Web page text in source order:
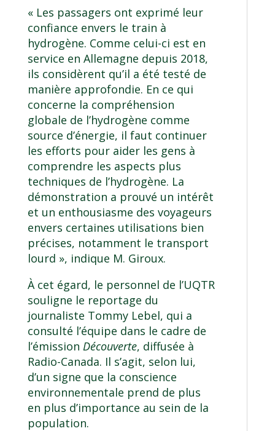
« Les passagers ont exprimé leur
confiance envers le train à
hydrogène. Comme celui-ci est en
service en Allemagne depuis 2018,
ils considèrent qu’il a été testé de
manière approfondie. En ce qui
concerne la compréhension
globale de l’hydrogène comme
source d’énergie, il faut continuer
les efforts pour aider les gens à
comprendre les aspects plus
techniques de l’hydrogène. La
démonstration a prouvé un intérêt
et un enthousiasme des voyageurs
envers certaines utilisations bien
précises, notamment le transport
lourd », indique M. Giroux.
À cet égard, le personnel de l’UQTR
souligne le reportage du
journaliste Tommy Lebel, qui a
consulté l’équipe dans le cadre de
l’émission Découverte, diffusée à
Radio-Canada. Il s’agit, selon lui,
d’un signe que la conscience
environnementale prend de plus
en plus d’importance au sein de la
population.